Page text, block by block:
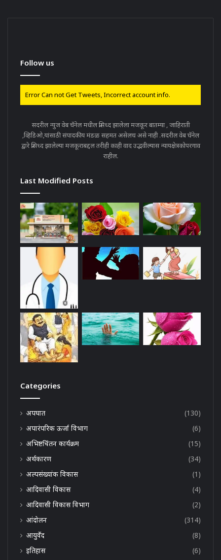
Follow us
Error Can not Get Tweets, Incorrect account info.
सदरील न्युज वेब चॅनेल मधील प्रसिध्द झालेला मजकूर बातम्या , जाहिराती
,व्हिडिओ,यांसाठी संपादकीय मंडळ सहमत असेलच असे नाही .सदरील वेब चॅनेल
द्वारे प्रसिध्द झालेल्या मजकूराबद्दल तरीही काही वाद उद्भवील्यास न्यायक्षेत्रकोपरगाव
राहील.
Last Modified Posts
Categories
अपघात
(130)
अपारंपरिक ऊर्जा विभाग
(6)
अभिष्टचिंतन कार्यक्रम
(15)
अर्थकारण
(34)
अल्पसंख्यांक विकास
(1)
आदिवासी विकास
(4)
आदिवासी विकास विभाग
(2)
आंदोलन
(314)
आयुर्वेद
(8)
इतिहास
(6)